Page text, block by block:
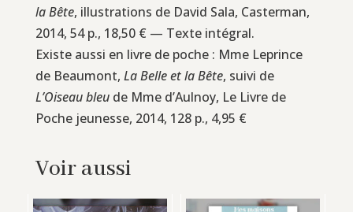
la Bête, illustrations de David Sala, Casterman,
2014, 54 p., 18,50 € — Texte intégral.
Existe aussi en livre de poche : Mme Leprince
de Beaumont, La Belle et la Bête, suivi de
L’Oiseau bleude Mme d’Aulnoy, Le Livre de
Poche jeunesse, 2014, 128 p., 4,95 €
Voir aussi